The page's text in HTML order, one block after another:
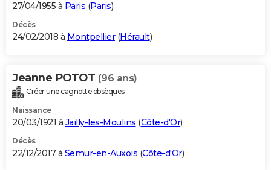
27/04/1955 à Paris (Paris)
Décès
24/02/2018 à Montpellier(Hérault)
Jeanne POTOT (96 ans)
Créer une cagnotte obsèques
Naissance
20/03/1921 à Jailly-les-Moulins (Côte-d'Or)
Décès
22/12/2017 à Semur-en-Auxois (Côte-d'Or)